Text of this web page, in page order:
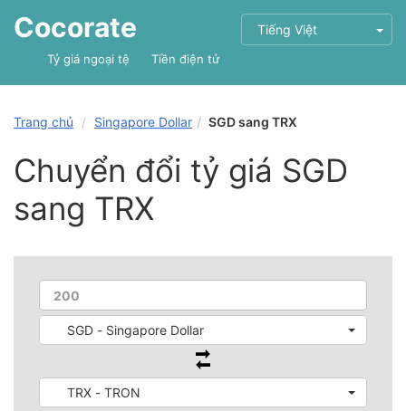
Cocorate Tiếng Việt
Tỷ giá ngoại tệ Tiền điện tử
Trang chủ Singapore Dollar SGD sang TRX
Chuyển đổi tỷ giá SGD
sang TRX
SGD - Singapore Dollar
TRX - TRON